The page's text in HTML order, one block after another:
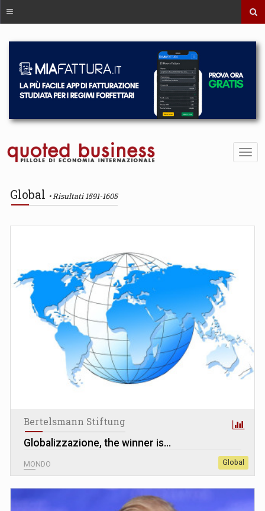
Global Risultati 1591-1605
Bertelsmann Stiftung
Globalizzazione, the winner is...
MONDO Global